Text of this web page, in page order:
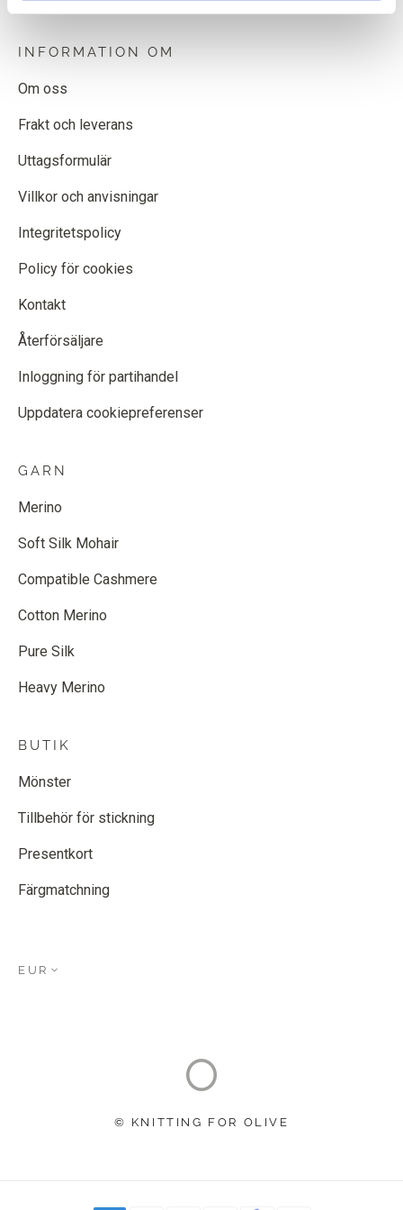
INFORMATION OM
Om oss
Frakt och leverans
Uttagsformulär
Villkor och anvisningar
Integritetspolicy
Policy för cookies
Kontakt
Återförsäljare
Inloggning för partihandel
Uppdatera cookiepreferenser
GARN
Merino
Soft Silk Mohair
Compatible Cashmere
Cotton Merino
Pure Silk
Heavy Merino
BUTIK
Mönster
Tillbehör för stickning
Presentkort
Färgmatchning
EUR
© KNITTING FOR OLIVE